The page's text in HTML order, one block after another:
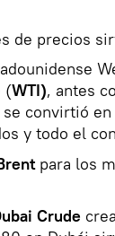
de precios
(WTI), antes
convirtió
y todo el
para los
Crude